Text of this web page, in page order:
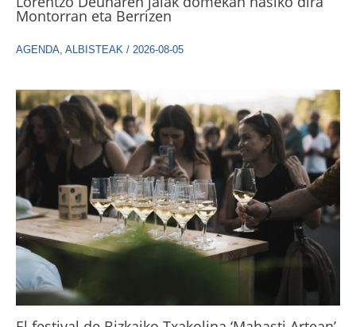
Montorran eta Berrizen
AGENDA ALBISTEAK / 2026-08-05